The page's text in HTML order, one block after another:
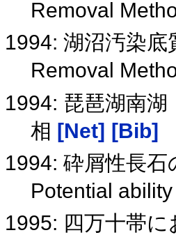
Removal
1994: 湖沼汚染
Removal
1994: 琵琶湖南
相 [Net] [Bib]
1994: 砕屑性長
Potential
1995: 四万十帯